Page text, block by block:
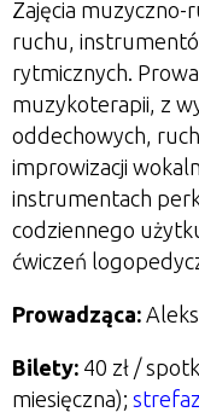
Zajęcia muzyczno-
ruchu,
rytmicznych.
muzykoterapii, z
oddechowych,
improwizacji
instrumentach
codziennego
ćwiczeń
Prowadząca:
Bilety: 40 zł /
miesięczna);